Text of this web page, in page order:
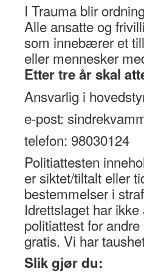
I Trauma blir
Alle ansatte og
som innebærer et
eller mennesker
Etter tre år skal
Ansvarlig i
e-post:
telefon: 98030124
Politiattesten
er siktet/tiltalt eller
bestemmelser i
Idrettslaget har
politiattest for
gratis. Vi har
Slik gjør du: